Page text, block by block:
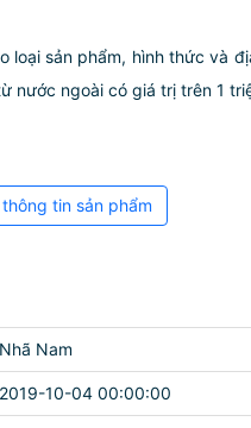
sản phẩm, hình thức và
nước ngoài có giá trị trên 1
tin sản phẩm
Nhã Nam
2019-10-04 00:00:00